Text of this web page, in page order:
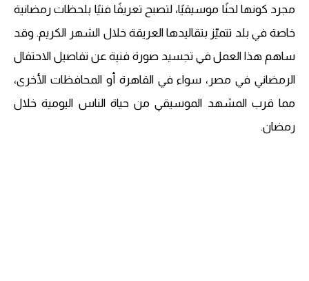
مجرد كونها لحنًا موسيقيًا، لتصبح تعريفًا فنيًا بلحظات رمضانية
خاصة في بلد تتميّز بتقاليدها العريقة خلال الشهر الكريم. وقد
ساهم هذا العمل في تجسيد صورة فنية عن تفاصيل الاحتفال
الرمضاني في مصر، سواء في القاهرة أو المحافظات الأخرى،
مما قرب المشهد الموسيقي من حياة الناس اليومية خلال
رمضان.